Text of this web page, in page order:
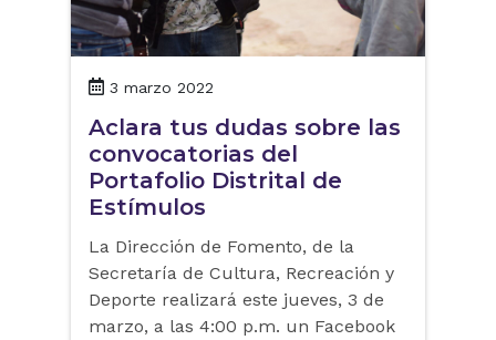
3 marzo 2022
Aclara tus dudas sobre las
convocatorias del
Portafolio Distrital de
Estímulos
La Dirección de Fomento, de la
Secretaría de Cultura, Recreación y
Deporte realizará este jueves, 3 de
marzo, a las 4:00 p.m. un Facebook